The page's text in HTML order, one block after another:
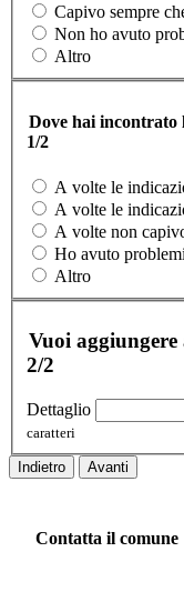
Capivo sempre
Non ho avuto
Altro
Dove hai incontrato
1/2
A volte le
A volte le
A volte non
Ho avuto
Altro
Vuoi
2/2
Dettaglio
caratteri
Indietro Avanti
Contatta il comune